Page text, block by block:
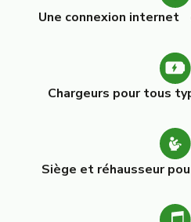
Une connexion internet
Chargeurs pour tous
Siège et réhausseur